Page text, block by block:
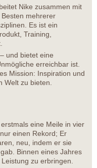
Nike zusammen mit
mehrerer
Es ist ein
Training,
und bietet eine
erreichbar ist.
Mission: Inspiration und
Welt zu bieten.
eine Meile in vier
einen Rekord; Er
neu, indem er sie
Binnen eines Jahres
zu erbringen.